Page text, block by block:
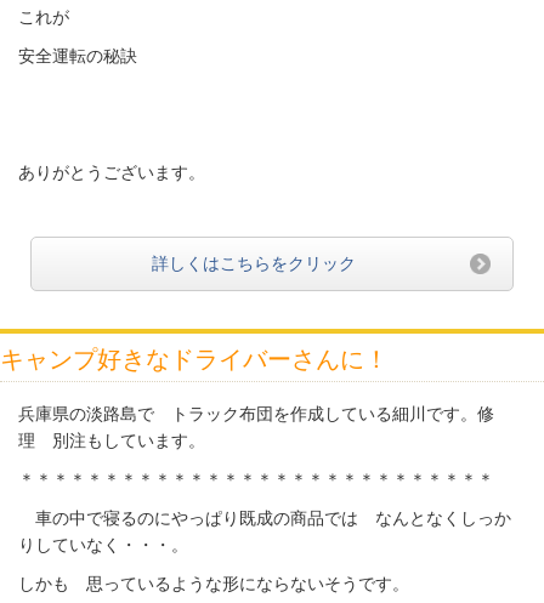
これが
安全運転の秘訣
ありがとうございます。
詳しくはこちらをクリック
キャンプ好きなドライバーさんに！
兵庫県の淡路島で トラック布団を作成している細川です。修
理 別注もしています。
＊＊＊＊＊＊＊＊＊＊＊＊＊＊＊＊＊＊＊＊＊＊＊＊＊＊＊＊
車の中で寝るのにやっぱり既成の商品では なんとなくしっか
りしていなく・・・。
しかも 思っているような形にならないそうです。